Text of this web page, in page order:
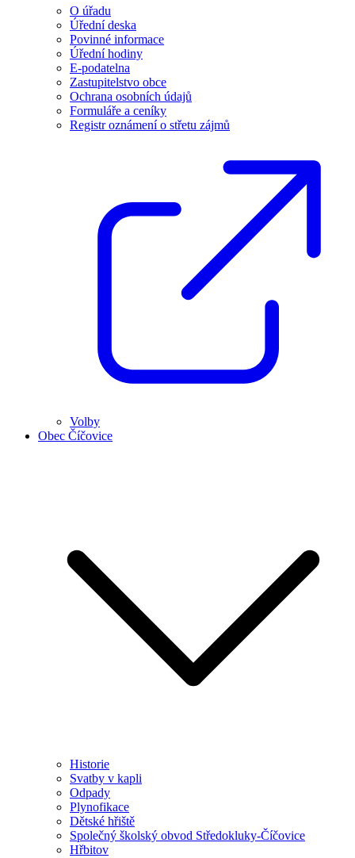
O úřadu
Úřední deska
Povinné informace
Úřední hodiny
E-podatelna
Zastupitelstvo obce
Ochrana osobních údajů
Formuláře a ceníky
Registr oznámení o střetu zájmů
Volby
Obec Číčovice
Historie
Svatby v kapli
Odpady
Plynofikace
Dětské hřiště
Společný školský obvod Středokluky-Číčovice
Hřbitov